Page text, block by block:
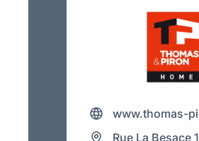
www.thomas-
Rue La Besace